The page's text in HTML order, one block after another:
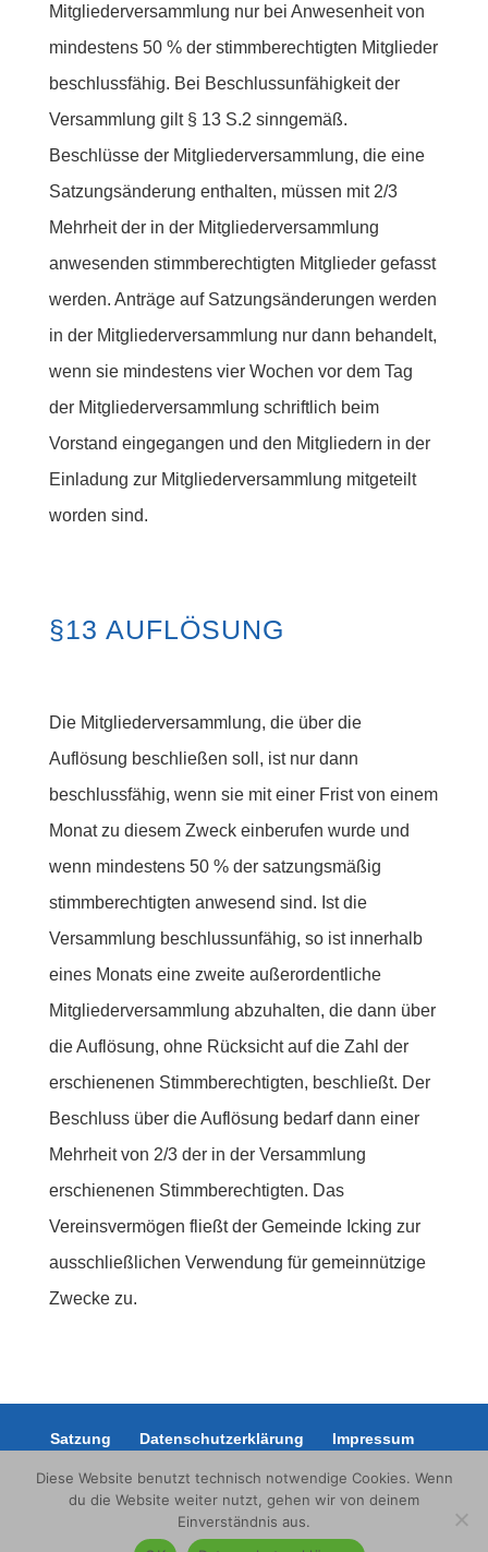
Mitgliederversammlung nur bei Anwesenheit von
mindestens 50 % der stimmberechtigten Mitglieder
beschlussfähig. Bei Beschlussunfähigkeit der
Versammlung gilt § 13 S.2 sinngemäß.
Beschlüsse der Mitgliederversammlung, die eine
Satzungsänderung enthalten, müssen mit 2/3
Mehrheit der in der Mitgliederversammlung
anwesenden stimmberechtigten Mitglieder gefasst
werden. Anträge auf Satzungsänderungen werden
in der Mitgliederversammlung nur dann behandelt,
wenn sie mindestens vier Wochen vor dem Tag
der Mitgliederversammlung schriftlich beim
Vorstand eingegangen und den Mitgliedern in der
Einladung zur Mitgliederversammlung mitgeteilt
worden sind.
§13 AUFLÖSUNG
Die Mitgliederversammlung, die über die
Auflösung beschließen soll, ist nur dann
beschlussfähig, wenn sie mit einer Frist von einem
Monat zu diesem Zweck einberufen wurde und
wenn mindestens 50 % der satzungsmäßig
stimmberechtigten anwesend sind. Ist die
Versammlung beschlussunfähig, so ist innerhalb
eines Monats eine zweite außerordentliche
Mitgliederversammlung abzuhalten, die dann über
die Auflösung, ohne Rücksicht auf die Zahl der
erschienenen Stimmberechtigten, beschließt. Der
Beschluss über die Auflösung bedarf dann einer
Mehrheit von 2/3 der in der Versammlung
erschienenen Stimmberechtigten. Das
Vereinsvermögen fließt der Gemeinde Icking zur
ausschließlichen Verwendung für gemeinnützige
Zwecke zu.
Satzung Datenschutzerklärung Impressum
Diese Website benutzt technisch notwendige Cookies. Wenn
du die Website weiter nutzt, gehen wir von deinem
Einverständnis aus.